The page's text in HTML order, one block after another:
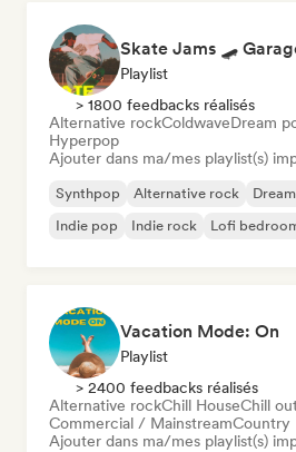
Playlist
> 1800 feedbacks réalisés
Alternative rockColdwaveDream
Hyperpop
Ajouter dans ma/mes playlist(s)
Synthpop Alternative rock
Indie pop
Indie rock Lofi
Vacation Mode: On
Playlist
> 2400 feedbacks réalisés
Alternative rockChill HouseChill
Commercial / MainstreamCountry
Ajouter dans ma/mes playlist(s)